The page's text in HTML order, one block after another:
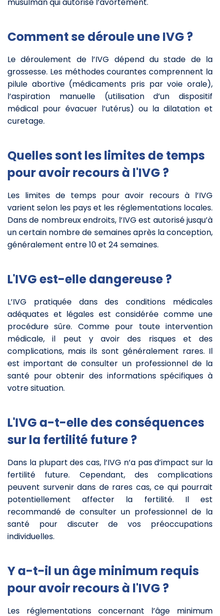
Comment se déroule une IVG ?
Le déroulement de l’IVG dépend du stade de la
grossesse. Les méthodes courantes comprennent la
pilule abortive (médicaments pris par voie orale),
l’aspiration manuelle (utilisation d’un dispositif
médical pour évacuer l’utérus) ou la dilatation et
curetage.
Quelles sont les limites de temps
pour avoir recours à l'IVG ?
Les limites de temps pour avoir recours à l’IVG
varient selon les pays et les réglementations locales.
Dans de nombreux endroits, l’IVG est autorisé jusqu’à
un certain nombre de semaines après la conception,
généralement entre 10 et 24 semaines.
L'IVG est-elle dangereuse ?
L’IVG pratiquée dans des conditions médicales
adéquates et légales est considérée comme une
procédure sûre. Comme pour toute intervention
médicale, il peut y avoir des risques et des
complications, mais ils sont généralement rares. Il
est important de consulter un professionnel de la
santé pour obtenir des informations spécifiques à
votre situation.
L'IVG a-t-elle des conséquences
sur la fertilité future ?
Dans la plupart des cas, l’IVG n’a pas d’impact sur la
fertilité future. Cependant, des complications
peuvent survenir dans de rares cas, ce qui pourrait
potentiellement affecter la fertilité. Il est
recommandé de consulter un professionnel de la
santé pour discuter de vos préoccupations
individuelles.
Y a-t-il un âge minimum requis
pour avoir recours à l'IVG ?
Les réglementations concernant l’âge minimum